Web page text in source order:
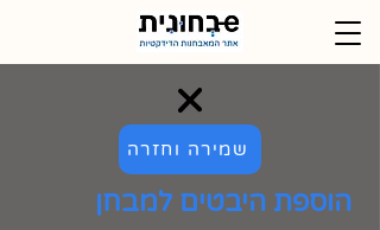
שמירה וחזרה
הוספת היבטים למבחן